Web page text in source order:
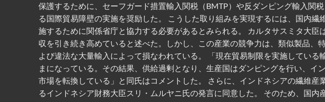
保護するために、セーフガード措置輸入関税（BMTP）や反ダンピング輸入関
る国際貿易障壁の実施を奨励した。 こうした取り組みを実現するには、国内繊
施するために関係省庁と協力する必要があるとみられる。 カルタサスミタ大臣
収を引き続き高めていると述べた。しかし、この産業の競争力は、類似製品、
よび違法な大量輸入によって損なわれている。 「現在貿易制限を実施している
まになっている。その結果、供給過剰となり、生産国はダンピングを行い、イ
市場を転換している」と同氏はコメントした。 さらに、インドネシアの繊維産
るインドネシア財務大臣スリ・ムルヤニ氏の発言に同意した。 そのため、国内